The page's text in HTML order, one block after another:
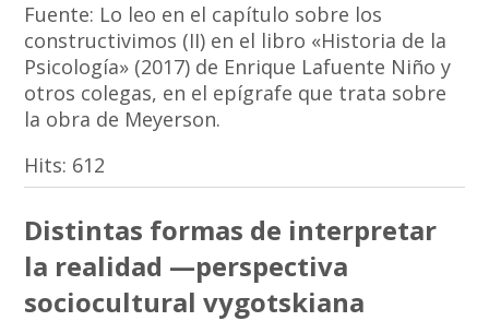
Fuente: Lo leo en el capítulo sobre los
constructivimos (II) en el libro «Historia de la
Psicología» (2017) de Enrique Lafuente Niño y
otros colegas, en el epígrafe que trata sobre
la obra de Meyerson.
Hits: 612
Distintas formas de interpretar
la realidad —perspectiva
sociocultural vygotskiana